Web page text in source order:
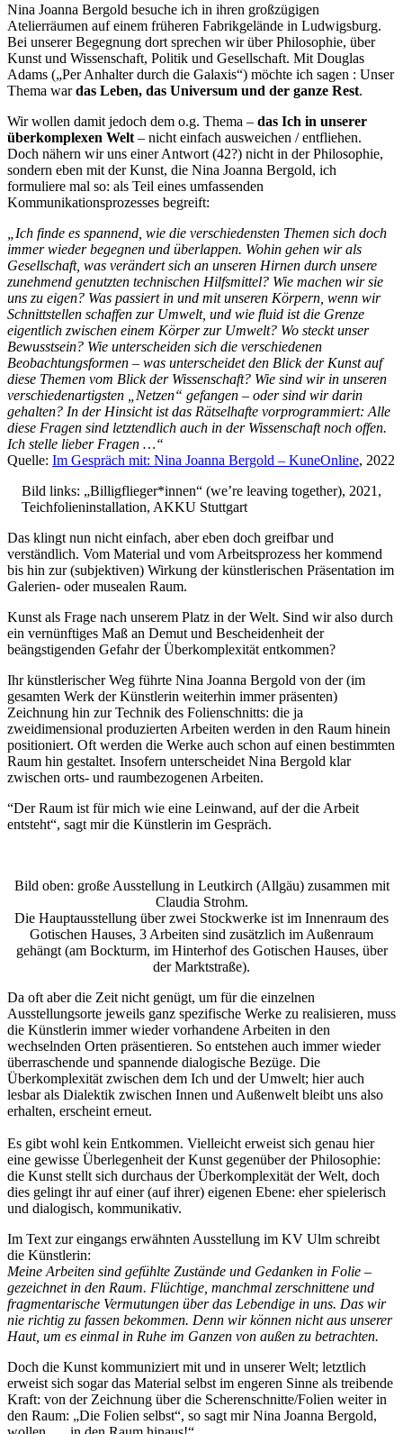
Nina Joanna Bergold besuche ich in ihren großzügigen
Atelierräumen auf einem früheren Fabrikgelände in Ludwigsburg.
Bei unserer Begegnung dort sprechen wir über Philosophie, über
Kunst und Wissenschaft, Politik und Gesellschaft. Mit Douglas
Adams („Per Anhalter durch die Galaxis“) möchte ich sagen : Unser
Thema wardas Leben, das Universum und der ganze Rest.
Wir wollen damit jedoch dem o.g. Thema – das Ich in unserer
überkomplexen Welt – nicht einfach ausweichen / entfliehen.
Doch nähern wir uns einer Antwort (42?) nicht in der Philosophie,
sondern eben mit der Kunst, die Nina Joanna Bergold, ich
formuliere mal so: als Teil eines umfassenden
Kommunikationsprozesses begreift:
„Ich finde es spannend, wie die verschiedensten Themen sich doch
immer wieder begegnen und überlappen. Wohin gehen wir als
Gesellschaft, was verändert sich an unseren Hirnen durch unsere
zunehmend genutzten technischen Hilfsmittel? Wie machen wir sie
uns zu eigen? Was passiert in und mit unseren Körpern, wenn wir
Schnittstellen schaffen zur Umwelt, und wie fluid ist die Grenze
eigentlich zwischen einem Körper zur Umwelt? Wo steckt unser
Bewusstsein? Wie unterscheiden sich die verschiedenen
Beobachtungsformen – was unterscheidet den Blick der Kunst auf
diese Themen vom Blick der Wissenschaft? Wie sind wir in unseren
verschiedenartigsten „Netzen“ gefangen – oder sind wir darin
gehalten? In der Hinsicht ist das Rätselhafte vorprogrammiert: Alle
diese Fragen sind letztendlich auch in der Wissenschaft noch offen.
Ich stelle lieber Fragen …“
Quelle: Im Gespräch mit: Nina Joanna Bergold – KuneOnline, 2022
Bild links: „Billigflieger*innen“ (we’re leaving together), 2021,
Teichfolieninstallation, AKKU Stuttgart
Das klingt nun nicht einfach, aber eben doch greifbar und
verständlich. Vom Material und vom Arbeitsprozess her kommend
bis hin zur (subjektiven) Wirkung der künstlerischen Präsentation im
Galerien- oder musealen Raum.
Kunst als Frage nach unserem Platz in der Welt. Sind wir also durch
ein vernünftiges Maß an Demut und Bescheidenheit der
beängstigenden Gefahr der Überkomplexität entkommen?
Ihr künstlerischer Weg führte Nina Joanna Bergold von der (im
gesamten Werk der Künstlerin weiterhin immer präsenten)
Zeichnung hin zur Technik des Folienschnitts: die ja
zweidimensional produzierten Arbeiten werden in den Raum hinein
positioniert. Oft werden die Werke auch schon auf einen bestimmten
Raum hin gestaltet. Insofern unterscheidet Nina Bergold klar
zwischen orts- und raumbezogenen Arbeiten.
“Der Raum ist für mich wie eine Leinwand, auf der die Arbeit
entsteht“, sagt mir die Künstlerin im Gespräch.
Bild oben: große Ausstellung in Leutkirch (Allgäu) zusammen mit
Claudia Strohm.
Die Hauptausstellung über zwei Stockwerke ist im Innenraum des
Gotischen Hauses, 3 Arbeiten sind zusätzlich im Außenraum
gehängt (am Bockturm, im Hinterhof des Gotischen Hauses, über
der Marktstraße).
Da oft aber die Zeit nicht genügt, um für die einzelnen
Ausstellungsorte jeweils ganz spezifische Werke zu realisieren, muss
die Künstlerin immer wieder vorhandene Arbeiten in den
wechselnden Orten präsentieren. So entstehen auch immer wieder
überraschende und spannende dialogische Bezüge. Die
Überkomplexität zwischen dem Ich und der Umwelt; hier auch
lesbar als Dialektik zwischen Innen und Außenwelt bleibt uns also
erhalten, erscheint erneut.
Es gibt wohl kein Entkommen. Vielleicht erweist sich genau hier
eine gewisse Überlegenheit der Kunst gegenüber der Philosophie:
die Kunst stellt sich durchaus der Überkomplexität der Welt, doch
dies gelingt ihr auf einer (auf ihrer) eigenen Ebene: eher spielerisch
und dialogisch, kommunikativ.
Im Text zur eingangs erwähnten Ausstellung im KV Ulm schreibt
die Künstlerin:
Meine Arbeiten sind gefühlte Zustände und Gedanken in Folie –
gezeichnet in den Raum. Flüchtige, manchmal zerschnittene und
fragmentarische Vermutungen über das Lebendige in uns. Das wir
nie richtig zu fassen bekommen. Denn wir können nicht aus unserer
Haut, um es einmal in Ruhe im Ganzen von außen zu betrachten.
Doch die Kunst kommuniziert mit und in unserer Welt; letztlich
erweist sich sogar das Material selbst im engeren Sinne als treibende
Kraft: von der Zeichnung über die Scherenschnitte/Folien weiter in
den Raum: „Die Folien selbst“, so sagt mir Nina Joanna Bergold,